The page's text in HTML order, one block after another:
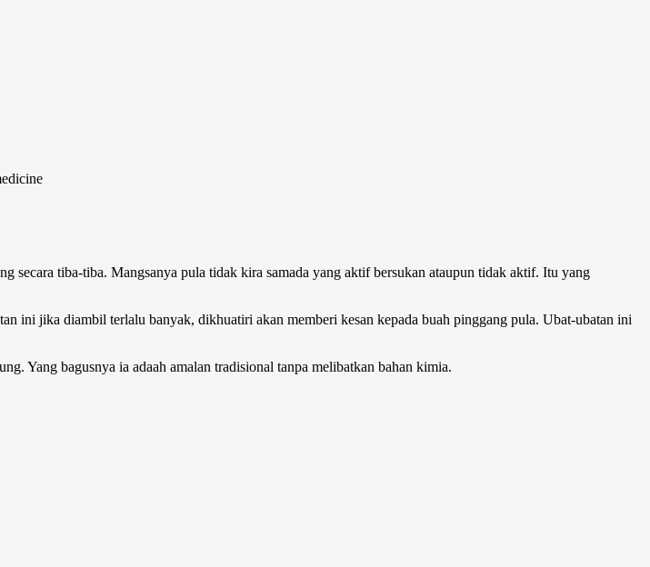
secara tiba-tiba. Mangsanya pula tidak kira samada yang aktif bersukan ataupun tidak aktif. Itu yang
ini jika diambil terlalu banyak, dikhuatiri akan memberi kesan kepada buah pinggang pula. Ubat-ubatan ini
Yang bagusnya ia adaah amalan tradisional tanpa melibatkan bahan kimia.